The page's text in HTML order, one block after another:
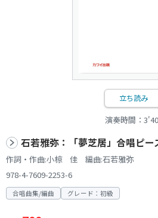
立ち読み
演奏時間：
石若雅弥：「夢芝居」合唱ピー
作詞・作曲:小椋 佳 編曲:石若雅弥
978-4-7609-2253-6
合唱曲集/編曲 グレード：初級